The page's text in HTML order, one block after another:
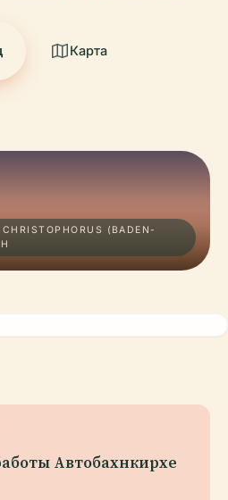
Карта
(BADEN-
Автобахнкирхе